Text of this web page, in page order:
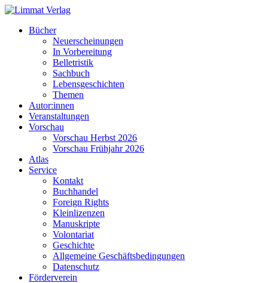
Bücher
Neuerscheinungen
In Vorbereitung
Belletristik
Sachbuch
Lebensgeschichten
Themen
Autor:innen
Veranstaltungen
Vorschau
Vorschau Herbst 2026
Vorschau Frühjahr 2026
Atlas
Service
Kontakt
Buchhandel
Foreign Rights
Kleinlizenzen
Manuskripte
Volontariat
Geschichte
Allgemeine Geschäftsbedingungen
Datenschutz
Förderverein